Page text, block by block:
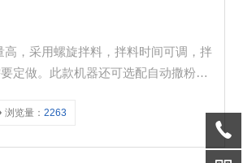
，采用螺旋拌料，拌料时间可调，拌
定做。此款机器还可选配自动撒粉功
浏览量：2263